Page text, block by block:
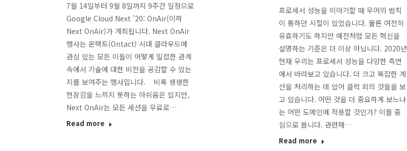
7월 14일부터 9월 8일까지 9주간 일정으로
Google Cloud Next ’20: OnAir(이하
Next OnAir)가 개최됩니다. Next OnAir
행사는 온택트(Ontact) 시대 클라우드에
관심 있는 모든 이들이 어떻게 밀접한 관계
속에서 기술에 대한 비전을 공감할 수 있는
지를 보여주는 행사입니다. 비록 생생한
현장감을 느끼지 못하는 아쉬움은 있지만,
Next OnAir는 모든 세션을 무료로…
Read more
프로세서 성능을 이야기할 때 무어의 법칙
이 통하던 시절이 있었습니다. 물론 여전히
유효하기도 하지만 예전처럼 모든 혁신을
설명하는 기준은 더 이상 아닙니다. 2020년
현재 우리는 프로세서 성능을 다양한 측면
에서 바라보고 있습니다. 더 크고 복잡한 계
산을 처리하는 데 있어 클럭 외의 것들을 보
고 있습니다. 어떤 것을 더 중요하게 보느냐
는 어떤 도메인에 적용할 것인가? 이를 중
심으로 봅니다. 관련해…
Read more